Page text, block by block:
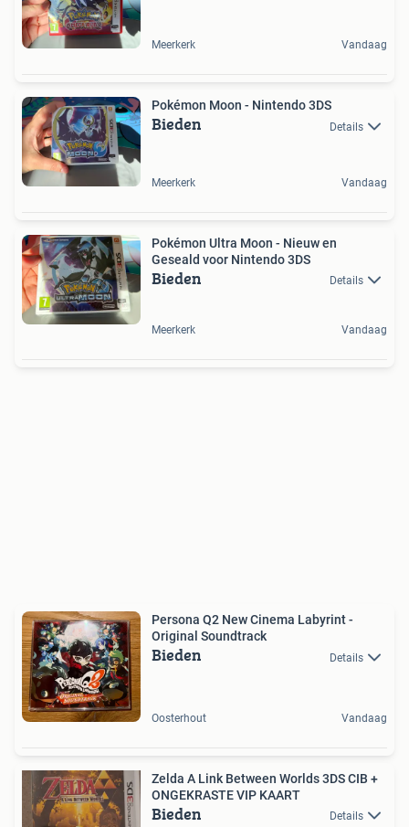
Meerkerk Vandaag
Pokémon Moon - Nintendo 3DS
Bieden Details
Meerkerk Vandaag
Pokémon Ultra Moon - Nieuw en
Geseald voor Nintendo 3DS
Bieden Details
Meerkerk Vandaag
Persona Q2 New Cinema Labyrint -
Original Soundtrack
Bieden Details
Oosterhout Vandaag
Zelda A Link Between Worlds 3DS CIB +
ONGEKRASTE VIP KAART
Bieden Details